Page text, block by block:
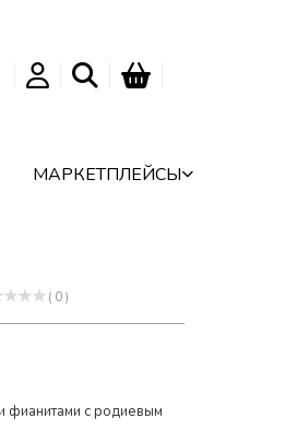
МАРКЕТПЛЕЙСЫ
( 0 )
фианитами с родиевым